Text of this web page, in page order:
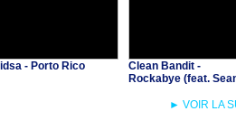
- Porto Rico
Clean Bandit -
Rockabye (feat.
► VOIR LA